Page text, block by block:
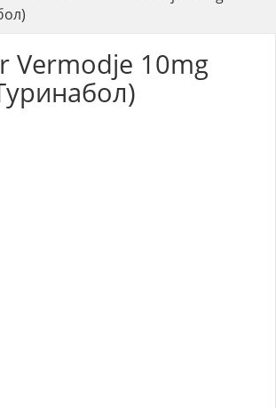
Vermodje 10mg